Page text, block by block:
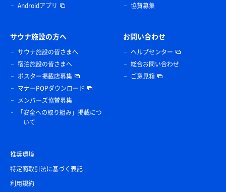
Androidアプリ
協賛募集
サウナ施設の方へ
サウナ施設の皆さまへ
宿泊施設の皆さまへ
ポスター掲載店募集
マナーPOPダウンロード
メンバーズ協賛募集
「安全への取り組み」掲載につ
いて
お問い合わせ
ヘルプセンター
総合お問い合わせ
ご意見箱
推奨環境
特定商取引法に基づく表記
利用規約